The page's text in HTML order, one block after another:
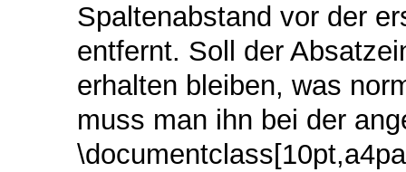
Spaltenabstand vor der
entfernt. Soll der
erhalten bleiben, was
muss man ihn bei der